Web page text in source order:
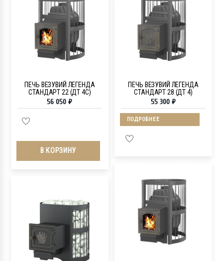
ПЕЧЬ ВЕЗУВИЙ ЛЕГЕНДА
СТАНДАРТ 22 (ДТ 4С)
56 050₽
В КОРЗИНУ
ПЕЧЬ ВЕЗУВИЙ ЛЕГЕНДА
СТАНДАРТ 28 (ДТ 4)
55 300 ₽
ПОДРОБНЕЕ